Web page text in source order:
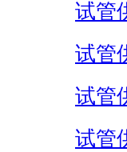
试管
试管
试管
试管